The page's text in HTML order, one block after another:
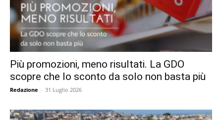
Più promozioni, meno risultati. La GDO
scopre che lo sconto da solo non basta più
Redazione - 31 Luglio 2026